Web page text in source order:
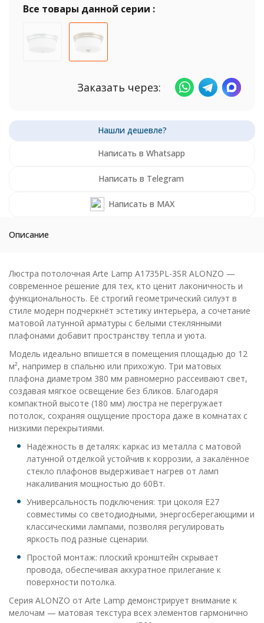
Все товары данной серии :
Заказать через:
Написать в Whatsapp
Написать в Telegram
Написать в MAX
Описание
Люстра потолочная Arte Lamp A1735PL-3SR ALONZO —
современное решение для тех, кто ценит лаконичность и
функциональность. Её строгий геометрический силуэт в
стиле модерн подчеркнёт эстетику интерьера, а сочетание
матовой латунной арматуры с белыми стеклянными
плафонами добавит пространству тепла и уюта.
Модель идеально впишется в помещения площадью до 12
м², например в спальню или прихожую. Три матовых
плафона диаметром 380 мм равномерно рассеивают свет,
создавая мягкое освещение без бликов. Благодаря
компактной высоте (180 мм) люстра не перегружает
потолок, сохраняя ощущение простора даже в комнатах с
низкими перекрытиями.
Надёжность в деталях: каркас из металла с матовой
латунной отделкой устойчив к коррозии, а закалённое
стекло плафонов выдерживает нагрев от ламп
накаливания мощностью до 60Вт.
Универсальность подключения: три цоколя E27
совместимы со светодиодными, энергосберегающими и
классическими лампами, позволяя регулировать
яркость под разные сценарии.
Простой монтаж: плоский кронштейн скрывает
провода, обеспечивая аккуратное прилегание к
поверхности потолка.
Серия ALONZO от Arte Lamp демонстрирует внимание к
мелочам — матовая текстура всех элементов гармонично